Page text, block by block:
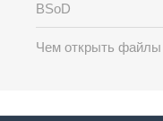
BSoD
Чем открыть файлы